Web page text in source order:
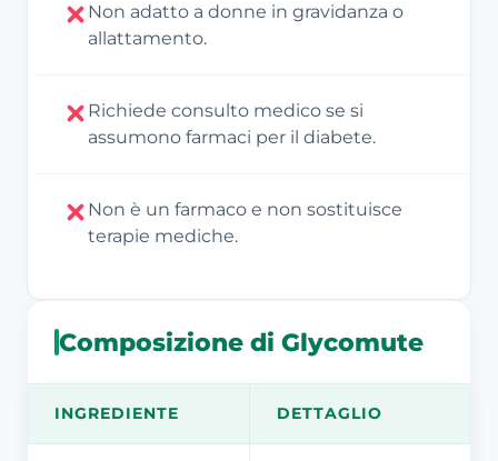
Non adatto a donne in gravidanza o
allattamento.
Richiede consulto medico se si
assumono farmaci per il diabete.
Non è un farmaco e non sostituisce
terapie mediche.
Composizione di Glycomute
INGREDIENTE DETTAGLIO